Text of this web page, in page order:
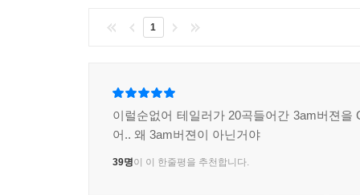
1
이럴순없어 테일러가 20곡들어간 3am버젼을
어.. 왜 3am버젼이 아닌거야
39명이 이 한줄평을 추천합니다.